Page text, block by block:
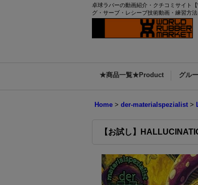
卓球ラバーの動画紹介・クチコミサイト
グ・サーブ・レシーブ技術動画・練習方
★商品一覧★Product グル
Home > der-materialspezialist >
【お試し】